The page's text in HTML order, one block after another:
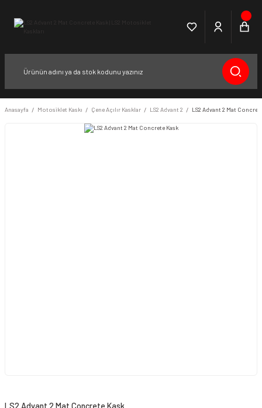
Anasayfa Motosiklet Kaskı Çene Açılır Kasklar LS2 Advant 2 LS2 Advant 2 Mat
LS2 Advant 2 Mat Concrete Kask